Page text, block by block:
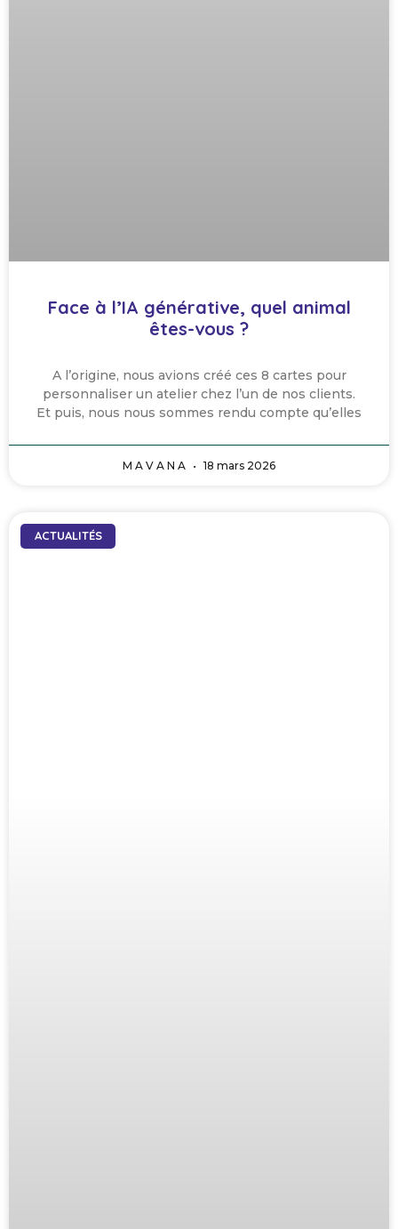
Face à l’IA générative, quel animal
êtes-vous ?
A l’origine, nous avions créé ces 8 cartes pour
personnaliser un atelier chez l’un de nos clients.
Et puis, nous nous sommes rendu compte qu’elles
M A V A N A 18 mars 2026
ACTUALITÉS